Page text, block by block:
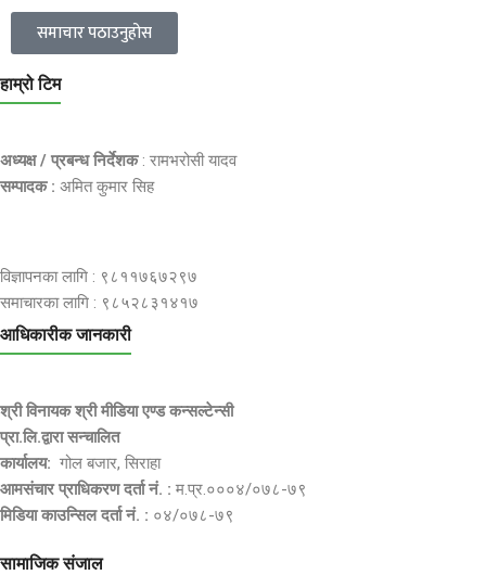
समाचार पठाउनुहोस
हाम्रो टिम
अध्यक्ष / प्रबन्ध निर्देशक: रामभरोसी यादव
सम्पादक : अमित कुमार सिह
विज्ञापनका लागि : ९८११७६७२९७
समाचारका लागि : ९८५२८३१४१७
आधिकारीक जानकारी
श्री विनायक श्री मीडिया एण्ड कन्सल्टेन्सी
प्रा.लि.द्वारा सन्चालित
कार्यालय: गोल बजार, सिराहा
आमसंचार प्राधिकरण दर्ता नं. : म.प्र.०००४/०७८-७९
मिडिया काउन्सिल दर्ता नं. : ०४/०७८-७९
सामाजिक संजाल